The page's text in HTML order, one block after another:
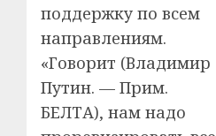
поддержку по всем
направлениям.
«Говорит (Владимир
Путин. — Прим.
БЕЛТА), нам надо